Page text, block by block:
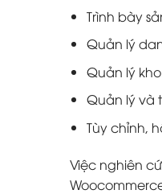
Trình bày
Quản lý
Quản lý
Quản lý và
Tùy chỉnh,
Việc nghiên